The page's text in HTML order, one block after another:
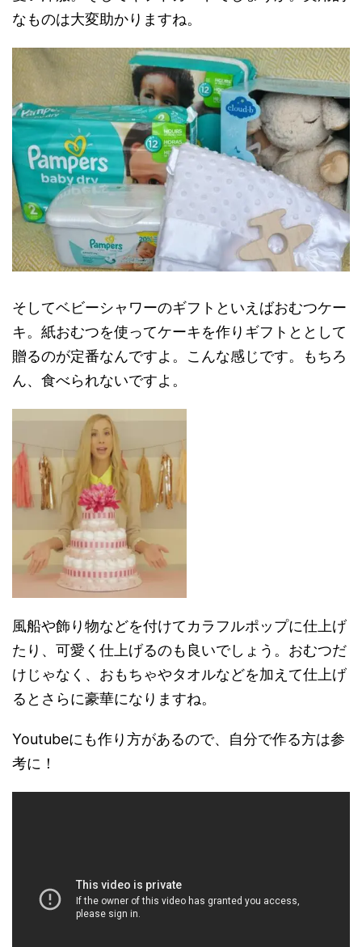
なものは大変助かりますね。
そしてベビーシャワーのギフトといえばおむつケー
キ。紙おむつを使ってケーキを作りギフトととして
贈るのが定番なんですよ。こんな感じです。もちろ
ん、食べられないですよ。
風船や飾り物などを付けてカラフルポップに仕上げ
たり、可愛く仕上げるのも良いでしょう。おむつだ
けじゃなく、おもちゃやタオルなどを加えて仕上げ
るとさらに豪華になりますね。
Youtubeにも作り方があるので、自分で作る方は参
考に！